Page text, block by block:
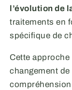
l’évolution de
traitements en
spécifique de
Cette
changement